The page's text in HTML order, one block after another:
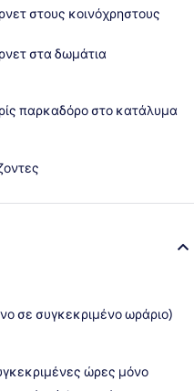
στους κοινόχρηστους
στα δωμάτια
παρκαδόρο στο κατάλυμα
σε συγκεκριμένο ωράριο)
ώρες μόνο